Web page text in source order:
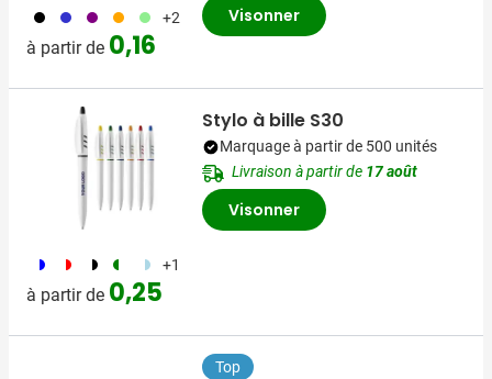
001 023 024 007 029 +2
à partir de 0,16
Visonner
187 188 169 224 974 +1
à partir de 0,25
Stylo à bille S30
Marquage à partir de 500 unités
Livraison à partir de 17 août
Visonner
Top